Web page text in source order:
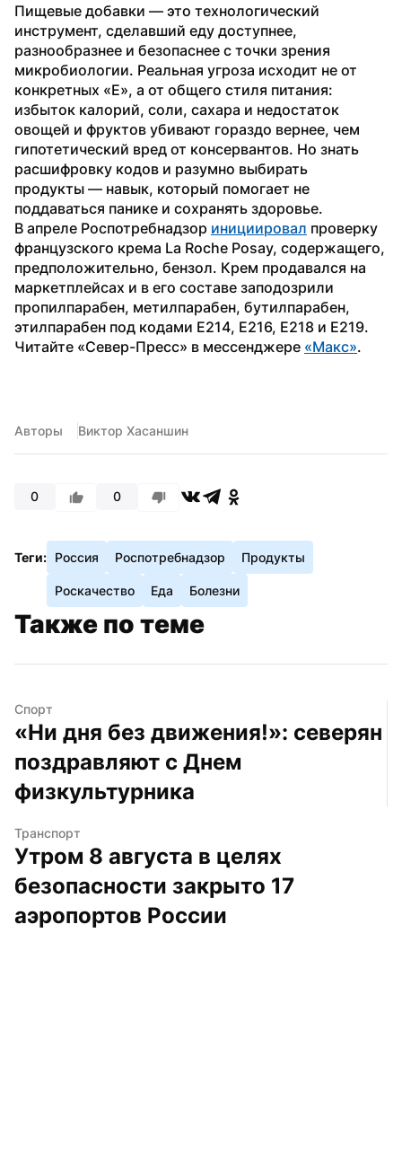
Пищевые добавки — это технологический
инструмент, сделавший еду доступнее,
разнообразнее и безопаснее с точки зрения
микробиологии. Реальная угроза исходит не от
конкретных «Е», а от общего стиля питания:
избыток калорий, соли, сахара и недостаток
овощей и фруктов убивают гораздо вернее, чем
гипотетический вред от консервантов. Но знать
расшифровку кодов и разумно выбирать
продукты — навык, который помогает не
поддаваться панике и сохранять здоровье.
В апреле Роспотребнадзор инициировал проверку
французского крема La Roche Posay, содержащего,
предположительно, бензол. Крем продавался на
маркетплейсах и в его составе заподозрили
пропилпарабен, метилпарабен, бутилпарабен,
этилпарабен под кодами Е214, Е216, Е218 и Е219.
Читайте «Север-Пресс» в мессенджере «Макс».
Авторы Виктор Хасаншин
0 0
Теги: Россия Роспотребнадзор Продукты
Роскачество Еда Болезни
Также по теме
Спорт
«Ни дня без движения!»: северян
поздравляют с Днем
физкультурника
Транспорт
Утром 8 августа в целях
безопасности закрыто 17
аэропортов России